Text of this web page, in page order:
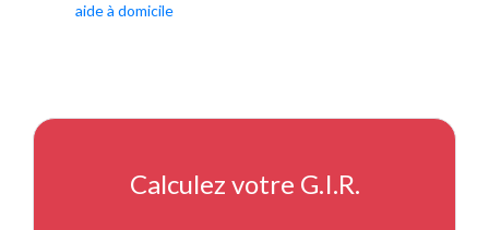
aide à domicile
Calculez votre G.I.R.